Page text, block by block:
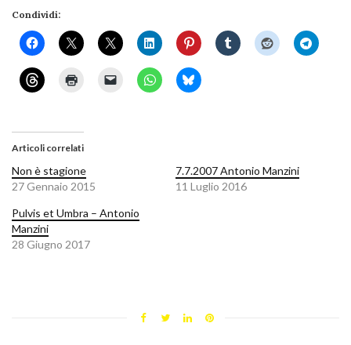
Condividi:
Articoli correlati
Non è stagione
27 Gennaio 2015
7.7.2007 Antonio Manzini
11 Luglio 2016
Pulvis et Umbra – Antonio
Manzini
28 Giugno 2017